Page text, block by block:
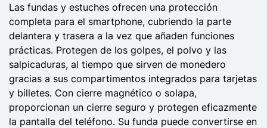
Las fundas y estuches ofrecen una protección
completa para el smartphone, cubriendo la parte
delantera y trasera a la vez que añaden funciones
prácticas. Protegen de los golpes, el polvo y las
salpicaduras, al tiempo que sirven de monedero
gracias a sus compartimentos integrados para tarjetas
y billetes. Con cierre magnético o solapa,
proporcionan un cierre seguro y protegen eficazmente
la pantalla del teléfono. Su funda puede convertirse en